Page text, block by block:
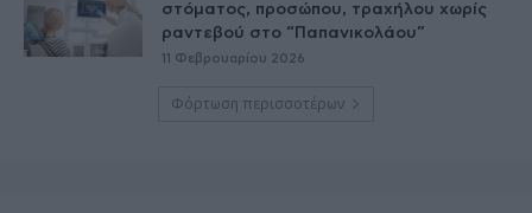
στόματος, προσώπου, τραχήλου χωρίς
ραντεβού στο “Παπανικολάου”
11 Φεβρουαρίου 2026
Φόρτωση περισσοτέρων